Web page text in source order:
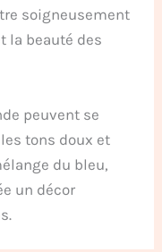
soigneusement
la beauté des
peuvent se
tons doux et
du bleu,
un décor